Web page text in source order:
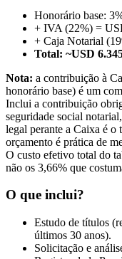
Honorário base:
+ IVA (22%) =
+ Caja Notarial
Total: ~USD
Nota: a contribuição à
honorário base) é um
Inclui a contribuição
seguridade social
legal perante a Caixa é o
orçamento é prática de
O custo efetivo total do
não os 3,66% que
O que inclui?
Estudo de títulos
últimos 30 anos).
Solicitação e